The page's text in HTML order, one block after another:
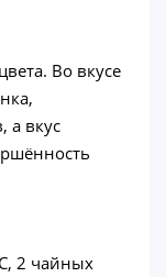
Во вкусе
а вкус
2 чайных